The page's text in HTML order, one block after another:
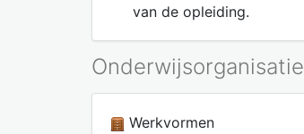
van de opleiding.
Onderwijsorganisatie
Werkvormen